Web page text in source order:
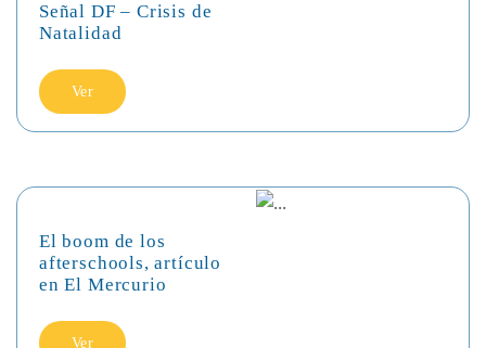
Señal DF – Crisis de
Natalidad
Ver
El boom de los
afterschools, artículo
en El Mercurio
Ver